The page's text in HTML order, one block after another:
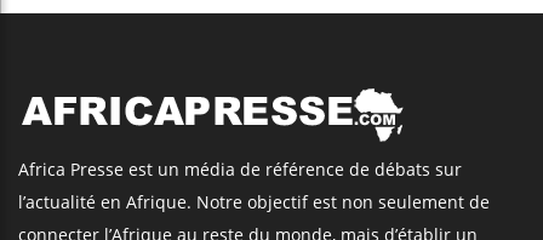
Africa Presse est un média de référence de débats sur
l’actualité en Afrique. Notre objectif est non seulement de
connecter l’Afrique au reste du monde, mais d’établir un